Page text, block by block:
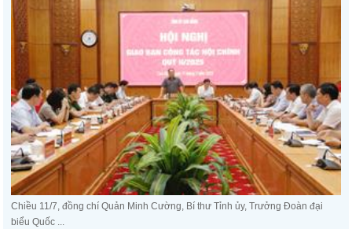
Chiều 11/7, đồng chí Quản Minh Cường, Bí thư Tỉnh ủy, Trưởng Đoàn đại
biểu Quốc ...